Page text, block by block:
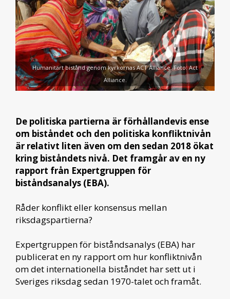
Humanitärt bistånd genom kyrkornas ACT Alliance. Foto: Act
Alliance.
De politiska partierna är förhållandevis ense
om biståndet och den politiska konfliktnivån
är relativt liten även om den sedan 2018 ökat
kring biståndets nivå. Det framgår av en ny
rapport från Expertgruppen för
biståndsanalys (EBA).
Råder konflikt eller konsensus mellan
riksdagspartierna?
Expertgruppen för biståndsanalys (EBA) har
publicerat en ny rapport om hur konfliktnivån
om det internationella biståndet har sett ut i
Sveriges riksdag sedan 1970-talet och framåt.